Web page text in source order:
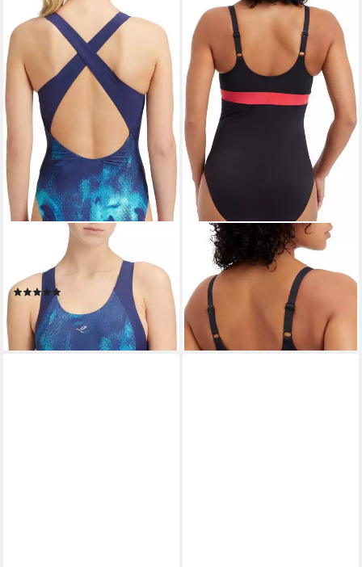
ENERGETICS
Schwimmanzug Da.-
Badeanzug Nina II W
29,99 €
lieferbar - in 4-5 Werktagen bei dir
ENERGETICS
Badeanzug Da.-Badeanzug FS
Freni III W BLACK/PINK
ab 35,96 €
39,99 €
-10%
lieferbar - in 4-5 Werktagen bei dir